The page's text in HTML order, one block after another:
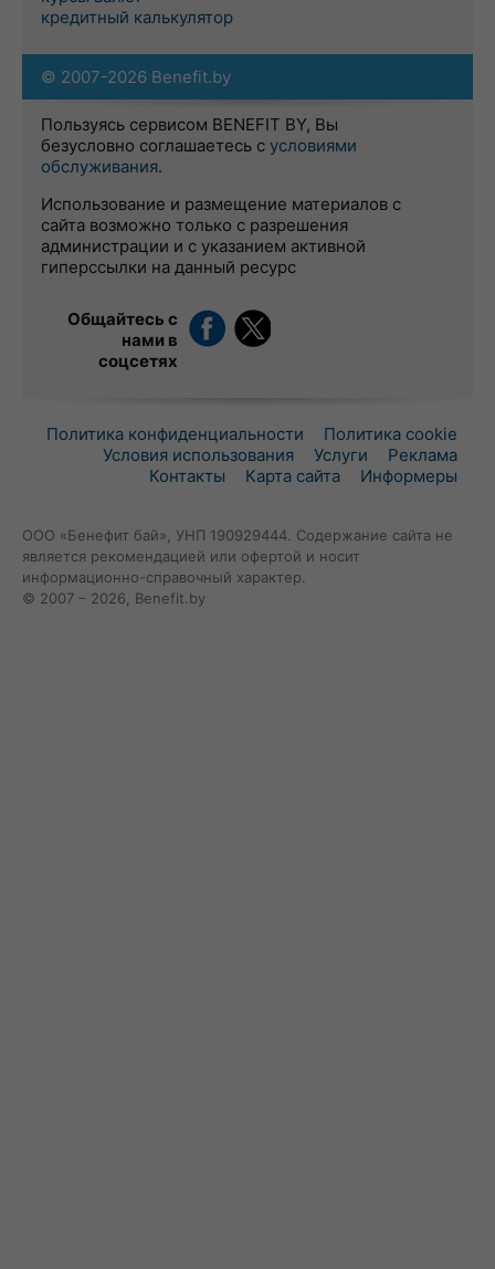
кредитный калькулятор
© 2007-2026 Benefit.by
Пользуясь сервисом BENEFIT BY, Вы
безусловно соглашаетесь с условиями
обслуживания.
Использование и размещение материалов с
сайта возможно только с разрешения
администрации и с указанием активной
гиперссылки на данный ресурс
Общайтесь с
нами в
соцсетях
Политика конфиденциальности
Политика cookie
Условия использования
Услуги
Реклама
Контакты
Карта сайта Информеры
ООО «Бенефит бай», УНП 190929444. Содержание сайта не
является рекомендацией или офертой и носит
информационно-справочный характер.
© 2007 – 2026, Benefit.by